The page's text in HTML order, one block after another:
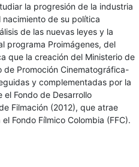
la progresión de la industria
de su política
de las nuevas leyes y la
programa Proimágenes, del
que la creación del Ministerio de
de Promoción Cinematográfica-
y complementadas por la
Fondo de Desarrollo
Filmación (2012), que atrae
Fondo Fílmico Colombia (FFC).